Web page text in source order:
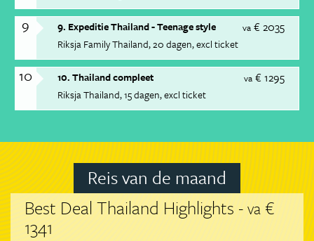
9 va € 2035
9. Expeditie Thailand - Teenage style
Riksja Family Thailand 20 dagen excl ticket
10 va € 1295
10. Thailand compleet
Riksja Thailand 15 dagen excl ticket
Reis van de maand
Best Deal Thailand Highlights -va €
1341